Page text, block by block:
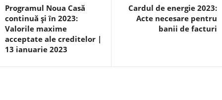
Programul Noua Casă
continuă și în 2023:
Valorile maxime
acceptate ale creditelor |
13 ianuarie 2023
Cardul de energie 2023:
Acte necesare pentru
banii de facturi